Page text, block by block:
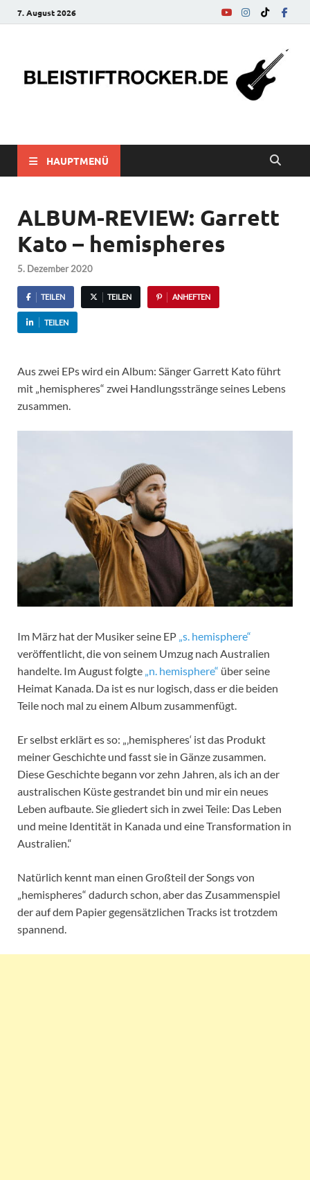
7. August 2026
bleistiftrocker.de
HAUPTMENÜ
ALBUM-REVIEW: Garrett
Kato – hemispheres
5. Dezember 2020
TEILEN TEILEN ANHEFTEN
TEILEN
Aus zwei EPs wird ein Album: Sänger Garrett Kato führt
mit „hemispheres“ zwei Handlungsstränge seines Lebens
zusammen.
Im März hat der Musiker seine EP „s. hemisphere“
veröffentlicht, die von seinem Umzug nach Australien
handelte. Im August folgte „n. hemisphere“ über seine
Heimat Kanada. Da ist es nur logisch, dass er die beiden
Teile noch mal zu einem Album zusammenfügt.
Er selbst erklärt es so: „‚hemispheres‘ ist das Produkt
meiner Geschichte und fasst sie in Gänze zusammen.
Diese Geschichte begann vor zehn Jahren, als ich an der
australischen Küste gestrandet bin und mir ein neues
Leben aufbaute. Sie gliedert sich in zwei Teile: Das Leben
und meine Identität in Kanada und eine Transformation in
Australien.“
Natürlich kennt man einen Großteil der Songs von
„hemispheres“ dadurch schon, aber das Zusammenspiel
der auf dem Papier gegensätzlichen Tracks ist trotzdem
spannend.